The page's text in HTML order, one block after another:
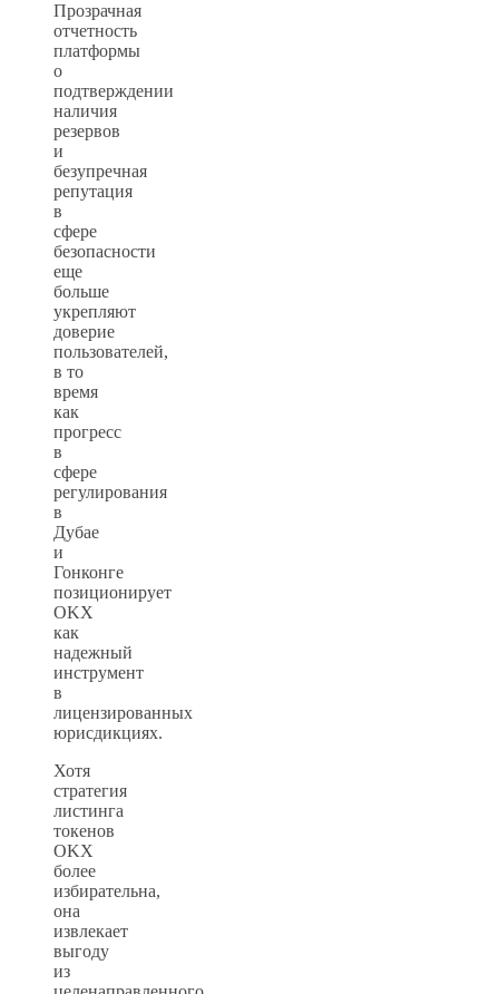
Прозрачная
отчетность
платформы
о
подтверждении
наличия
резервов
и
безупречная
репутация
в
сфере
безопасности
еще
больше
укрепляют
доверие
пользователей,
в то
время
как
прогресс
в
сфере
регулирования
в
Дубае
и
Гонконге
позиционирует
OKX
как
надежный
инструмент
в
лицензированных
юрисдикциях.
Хотя
стратегия
листинга
токенов
OKX
более
избирательна,
она
извлекает
выгоду
из